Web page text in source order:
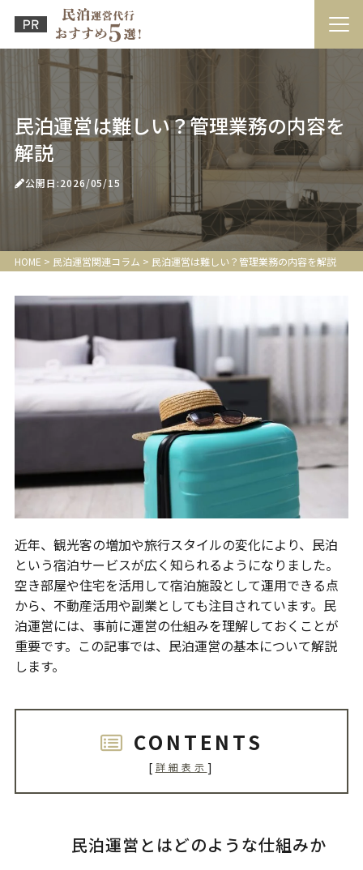
民泊運営は難しい？管理業務の内容を
解説
公開日:2026/05/15
HOME > 民泊運営関連コラム > 民泊運営は難しい？管理業務の内容を解説
近年、観光客の増加や旅行スタイルの変化により、民泊
という宿泊サービスが広く知られるようになりました。
空き部屋や住宅を活用して宿泊施設として運用できる点
から、不動産活用や副業としても注目されています。民
泊運営には、事前に運営の仕組みを理解しておくことが
重要です。この記事では、民泊運営の基本について解説
します。
CONTENTS
[ 詳細表示 ]
民泊運営とはどのような仕組みか